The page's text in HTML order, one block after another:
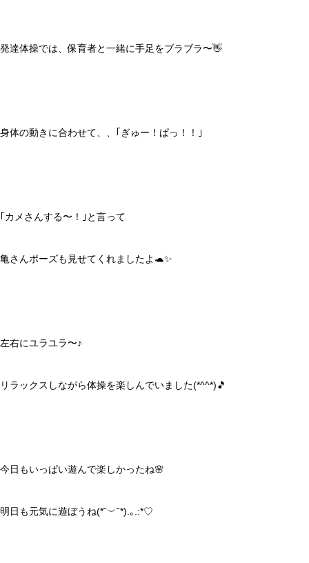
発達体操では、保育者と一緒に手足をブラブラ〜👋
身体の動きに合わせて、、｢ぎゅー！ぱっ！！｣
｢カメさんする〜！｣と言って
亀さんポーズも見せてくれましたよ🐢✨
左右にユラユラ〜♪
リラックスしながら体操を楽しんでいました(*^^*)🎵
今日もいっぱい遊んで楽しかったね🌸
明日も元気に遊ぼうね(*˘︶˘*).｡.:*♡